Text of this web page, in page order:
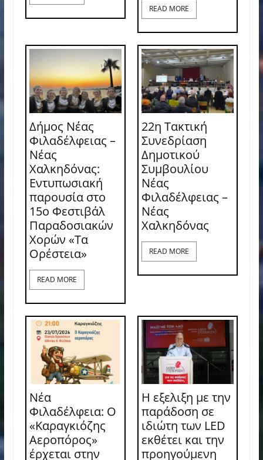
READ MORE
Δήμος Νέας
Φιλαδέλφειας –
Νέας
Χαλκηδόνας:
Εντυπωσιακή
παρουσία στο
15ο Φεστιβάλ
Παραδοσιακών
Χορών «Τα
Ορέστεια»
READ MORE
22η Τακτική
Συνεδρίαση
Δημοτικού
Συμβουλίου
Νέας
Φιλαδέλφειας –
Νέας
Χαλκηδόνας
READ MORE
Νέα
Φιλαδέλφεια: Ο
«Καραγκιόζης
Αεροπόρος»
έρχεται στην
Η εξελιξη με την
παράδοση σε
ιδιώτη των LED
εκθέτει και την
προηγούμενη